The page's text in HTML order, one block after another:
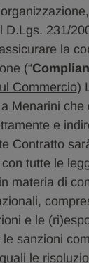
D.Lgs. 231/
la
(“
Commercio)
Menarini che
e
Contratto
tutte le
materia di
e le
le sanzioni
le